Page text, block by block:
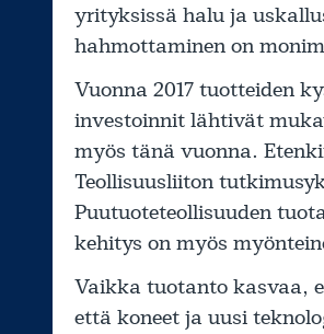
yrityksissä halu ja
hahmottaminen on
Vuonna 2017 tuotteiden
investoinnit lähtivät
myös tänä vuonna.
Teollisuusliiton
Puutuoteteollisuuden
kehitys on myös
Vaikka tuotanto kasvaa,
että koneet ja uusi